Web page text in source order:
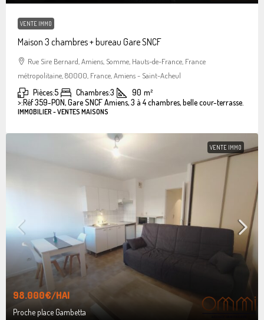
VENTE IMMO
Maison 3 chambres + bureau Gare SNCF
Rue Sire Bernard, Amiens, Somme, Hauts-de-France, France
métropolitaine, 80000, France, Amiens - Saint-Acheul
Pièces:5 Chambres:3 90 m²
>:Réf 359-PON, Gare SNCF Amiens, 3 à 4 chambres, belle cour-terrasse.
IMMOBILIER - VENTES MAISONS
VENTE IMMO
98.000€/HAI
Proche place Gambetta